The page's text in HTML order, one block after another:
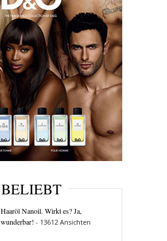
BELIEBT
Haaröl Nanoil. Wirkt es? Ja,
wunderbar! - 13612 Ansichten